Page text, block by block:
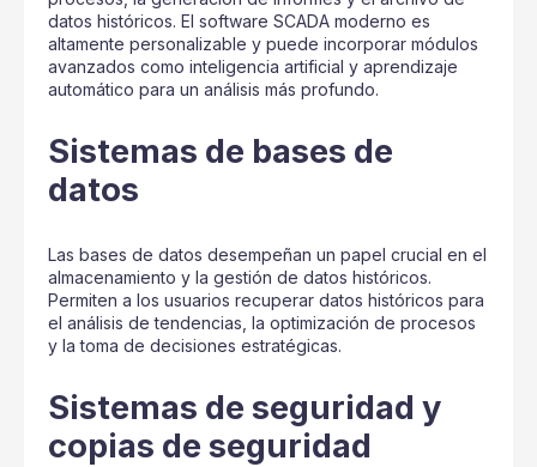
datos históricos. El software SCADA moderno es
altamente personalizable y puede incorporar módulos
avanzados como inteligencia artificial y aprendizaje
automático para un análisis más profundo.
Sistemas de bases de
datos
Las bases de datos desempeñan un papel crucial en el
almacenamiento y la gestión de datos históricos.
Permiten a los usuarios recuperar datos históricos para
el análisis de tendencias, la optimización de procesos
y la toma de decisiones estratégicas.
Sistemas de seguridad y
copias de seguridad